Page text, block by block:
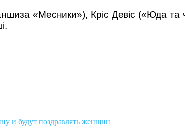
«Месники»), Кріс Девіс («Юда та
и будут поздравлять женщин